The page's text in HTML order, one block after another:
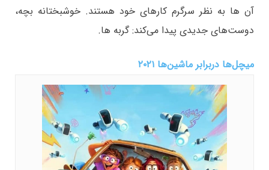
آن ها به نظر سرگرم کارهای خود هستند. خوشبختانه بچه،
دوست‌های جدیدی پیدا می‌کند: گربه ها.
میچل‌ها دربرابر ماشین‌ها ۲۰۲۱